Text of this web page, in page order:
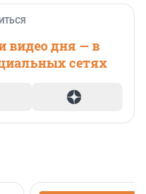
видео дня — в
сетях